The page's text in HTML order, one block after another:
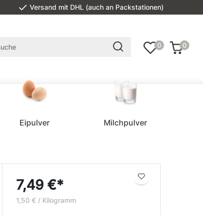
Versand mit DHL (auch an Packstationen)
0 0
Eipulver Milchpulver
7,49 €*
1,50 € / Kilogramm